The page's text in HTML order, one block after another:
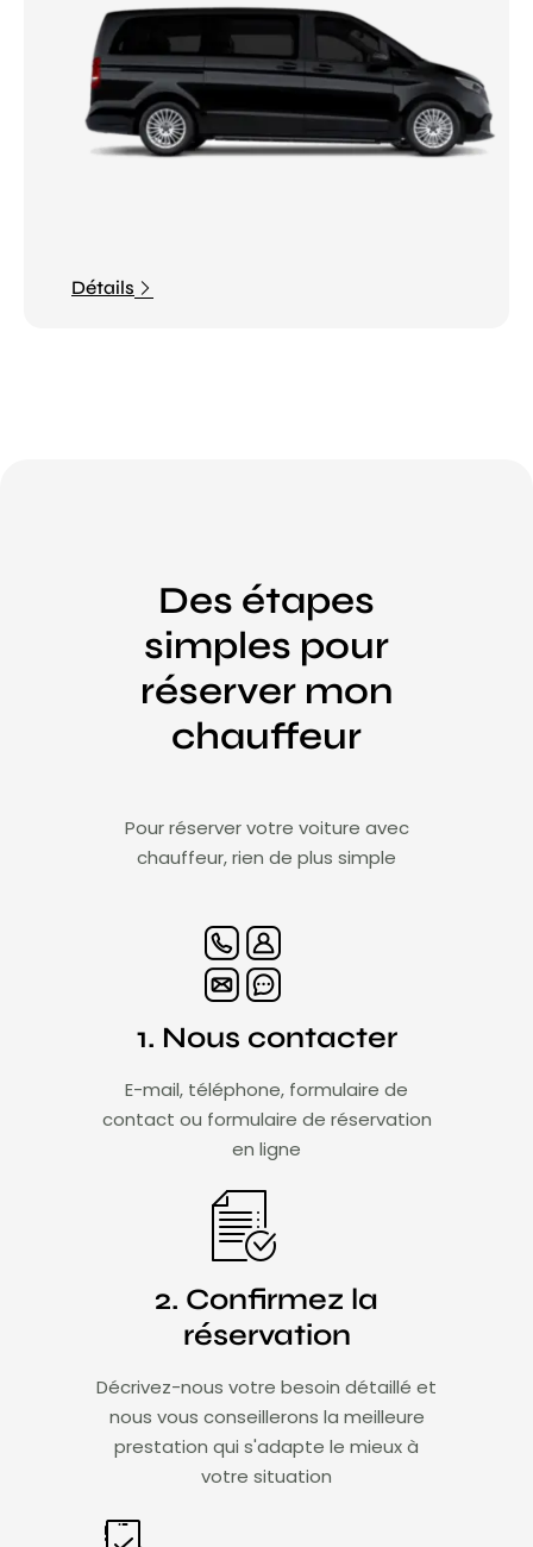
Détails
Des étapes
simples pour
réserver mon
chauffeur
Pour réserver votre voiture avec
chauffeur, rien de plus simple
1. Nous contacter
E-mail, téléphone, formulaire de
contact ou formulaire de réservation
en ligne
2. Confirmez la
réservation
Décrivez-nous votre besoin détaillé et
nous vous conseillerons la meilleure
prestation qui s'adapte le mieux à
votre situation​